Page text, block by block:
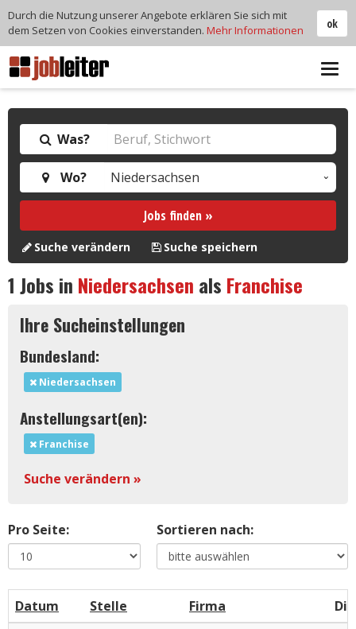
Was?
Wo?
Jobs finden »
Suche verändern Suche speichern
1 Jobs in Niedersachsen als Franchise
Ihre Sucheinstellungen
Bundesland:
Niedersachsen
Anstellungsart(en):
Franchise
Suche verändern »
Pro Seite: Sortieren nach:
Datum Stelle Firma
ok
Durch die Nutzung unserer Angebote erklären Sie sich mit
dem Setzen von Cookies einverstanden. Mehr Informationen